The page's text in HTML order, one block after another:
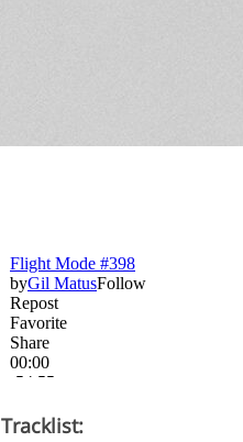
Tracklist: